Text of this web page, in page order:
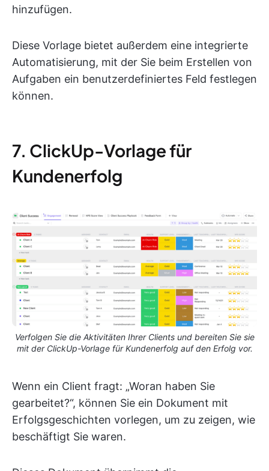
hinzufügen.
Diese Vorlage bietet außerdem eine integrierte
Automatisierung, mit der Sie beim Erstellen von
Aufgaben ein benutzerdefiniertes Feld festlegen
können.
7. ClickUp-Vorlage für
Kundenerfolg
Verfolgen Sie die Aktivitäten Ihrer Clients und bereiten Sie sie
mit der ClickUp-Vorlage für Kundenerfolg auf den Erfolg vor.
Wenn ein Client fragt: „Woran haben Sie
gearbeitet?“, können Sie ein Dokument mit
Erfolgsgeschichten vorlegen, um zu zeigen, wie
beschäftigt Sie waren.